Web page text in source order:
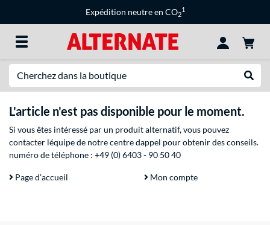
Expédition neutre en CO2
1
L'article n'est pas disponible pour le moment.
Si vous êtes intéressé par un produit alternatif, vous pouvez
contacter léquipe de notre centre dappel pour obtenir des conseils.
numéro de téléphone : +49 (0) 6403 - 90 50 40
Page d'accueil Mon compte